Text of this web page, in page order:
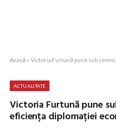
Acasă » Victoria Furtună pune sub semnul întrebării
ACTUALITATE
Victoria Furtună pune
eficiența diplomației